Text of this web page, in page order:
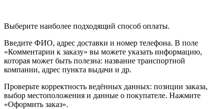
Выберите наиболее подходящий способ оплаты.
Введите ФИО, адрес доставки и номер телефона. В поле
«Комментарии к заказу» вы можете указать информацию,
которая может быть полезна: название транспортной
компании, адрес пункта выдачи и др.
Проверьте корректность ведённых данных: позиции заказа,
выбор местоположения и данные о покупателе. Нажмите
«Оформить заказ».